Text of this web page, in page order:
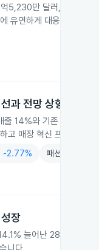
5,230만 달러, 순이익 1
유연하게 대응할 계획입
과 전망 상향
14%와 기존 점포 매출
고 매장 혁신 프로젝트
-2.77% 패션의류
장
늘어난 28억 5,600